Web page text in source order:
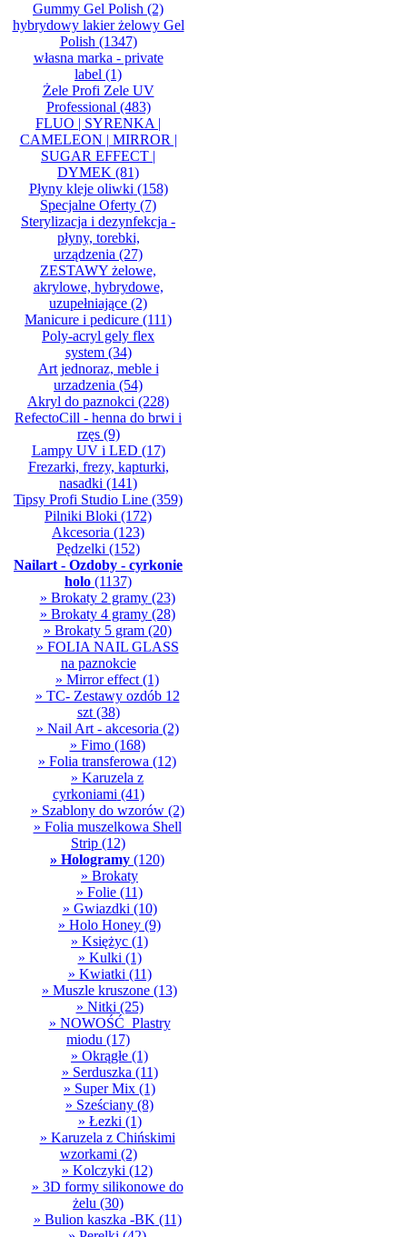
Gummy Gel Polish (2)
hybrydowy lakier żelowy Gel
Polish (1347)
własna marka - private
label (1)
Żele Profi Zele UV
Professional (483)
FLUO | SYRENKA |
CAMELEON | MIRROR |
SUGAR EFFECT |
DYMEK (81)
Płyny kleje oliwki (158)
Specjalne Oferty (7)
Sterylizacja i dezynfekcja -
płyny, torebki,
urządzenia (27)
ZESTAWY żelowe,
akrylowe, hybrydowe,
uzupełniające (2)
Manicure i pedicure (111)
Poly-acryl gely flex
system(34)
Art jednoraz, meble i
urzadzenia (54)
Akryl do paznokci (228)
RefectoCill - henna do brwi i
rzęs(9)
Lampy UV i LED (17)
Frezarki, frezy, kapturki,
nasadki (141)
Tipsy Profi Studio Line (359)
Pilniki Bloki (172)
Akcesoria (123)
Pędzelki (152)
Nailart - Ozdoby - cyrkonie
holo (1137)
» Brokaty 2 gramy(23)
» Brokaty 4 gramy(28)
» Brokaty 5 gram(20)
» FOLIA NAIL GLASS
na paznokcie
» Mirror effect (1)
» TC- Zestawy ozdób 12
szt(38)
» Nail Art - akcesoria (2)
» Fimo(168)
» Folia transferowa (12)
» Karuzela z
cyrkoniami (41)
» Szablony do wzorów(2)
» Folia muszelkowa Shell
Strip (12)
» Hologramy (120)
» Brokaty
» Folie (11)
» Gwiazdki (10)
» Holo Honey (9)
» Księżyc (1)
» Kulki (1)
» Kwiatki (11)
» Muszle kruszone (13)
» Nitki (25)
» NOWOŚĆ_Plastry
miodu (17)
» Okrągłe (1)
» Serduszka (11)
» Super Mix (1)
» Sześciany (8)
» Łezki (1)
» Karuzela z Chińskimi
wzorkami (2)
» Kolczyki (12)
» 3D formy silikonowe do
żelu (30)
» Bulion kaszka -BK (11)